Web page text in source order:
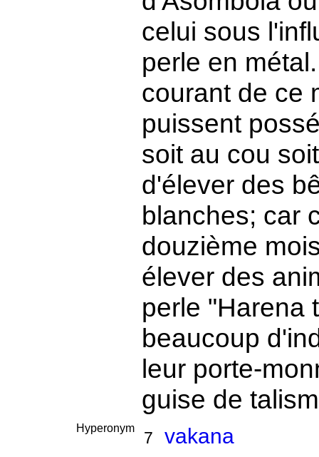
celui sous
perle en
courant de ce
puissent
soit au cou
d'élever des
blanches; car
douzième
élever des
perle "Harena
beaucoup
leur porte-
guise de
Hyperonym
7 vakana